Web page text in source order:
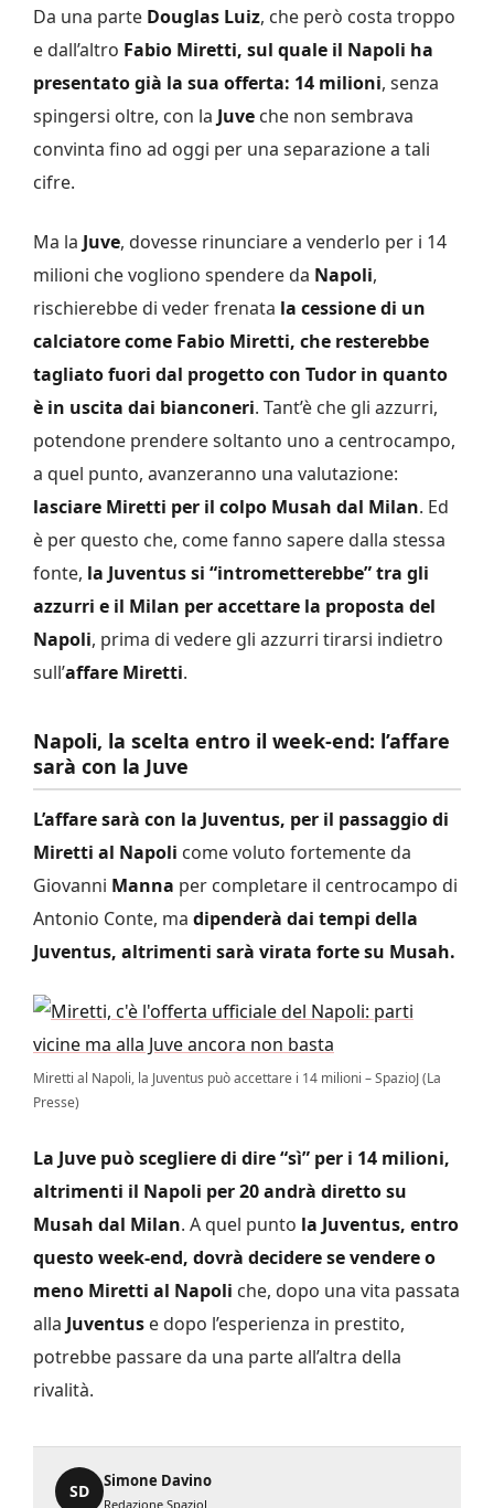
Da una parte Douglas Luiz, che però costa troppo
e dall’altro Fabio Miretti, sul quale il Napoli ha
presentato già la sua offerta: 14 milioni, senza
spingersi oltre, con la Juve che non sembrava
convinta fino ad oggi per una separazione a tali
cifre.
Ma la Juve, dovesse rinunciare a venderlo per i 14
milioni che vogliono spendere da Napoli,
rischierebbe di veder frenata la cessione di un
calciatore come Fabio Miretti, che resterebbe
tagliato fuori dal progetto con Tudor in quanto
è in uscita dai bianconeri. Tant’è che gli azzurri,
potendone prendere soltanto uno a centrocampo,
a quel punto, avanzeranno una valutazione:
lasciare Miretti per il colpo Musah dal Milan. Ed
è per questo che, come fanno sapere dalla stessa
fonte, la Juventus si “intrometterebbe” tra gli
azzurri e il Milan per accettare la proposta del
Napoli, prima di vedere gli azzurri tirarsi indietro
sull’affare Miretti.
Napoli, la scelta entro il week-end: l’affare
sarà con la Juve
L’affare sarà con la Juventus, per il passaggio di
Miretti al Napoli come voluto fortemente da
Giovanni Manna per completare il centrocampo di
Antonio Conte, ma dipenderà dai tempi della
Juventus, altrimenti sarà virata forte su Musah.
Miretti al Napoli, la Juventus può accettare i 14 milioni – SpazioJ (La
Presse)
La Juve può scegliere di dire “sì” per i 14 milioni,
altrimenti il Napoli per 20 andrà diretto su
Musah dal Milan. A quel punto la Juventus, entro
questo week-end, dovrà decidere se vendere o
meno Miretti al Napoli che, dopo una vita passata
alla Juventus e dopo l’esperienza in prestito,
potrebbe passare da una parte all’altra della
rivalità.
SD
Simone Davino
Redazione SpazioJ